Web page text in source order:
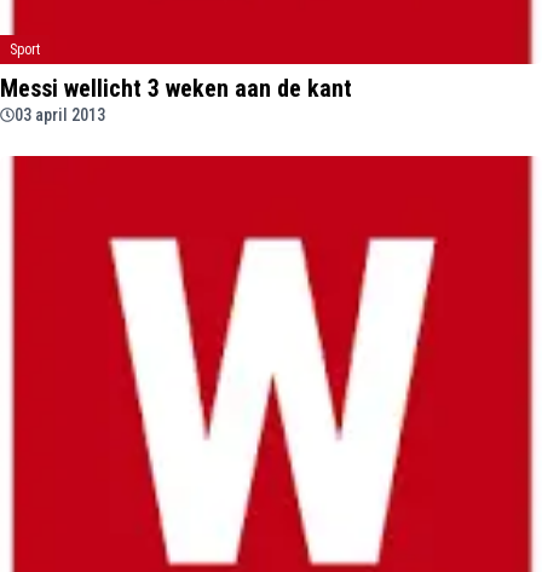
Sport
Messi wellicht 3 weken aan de kant
03 april 2013